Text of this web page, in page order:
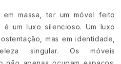
massa, ter um móvel feito
é um luxo silencioso. Um luxo
mas em identidade,
singular. Os móveis